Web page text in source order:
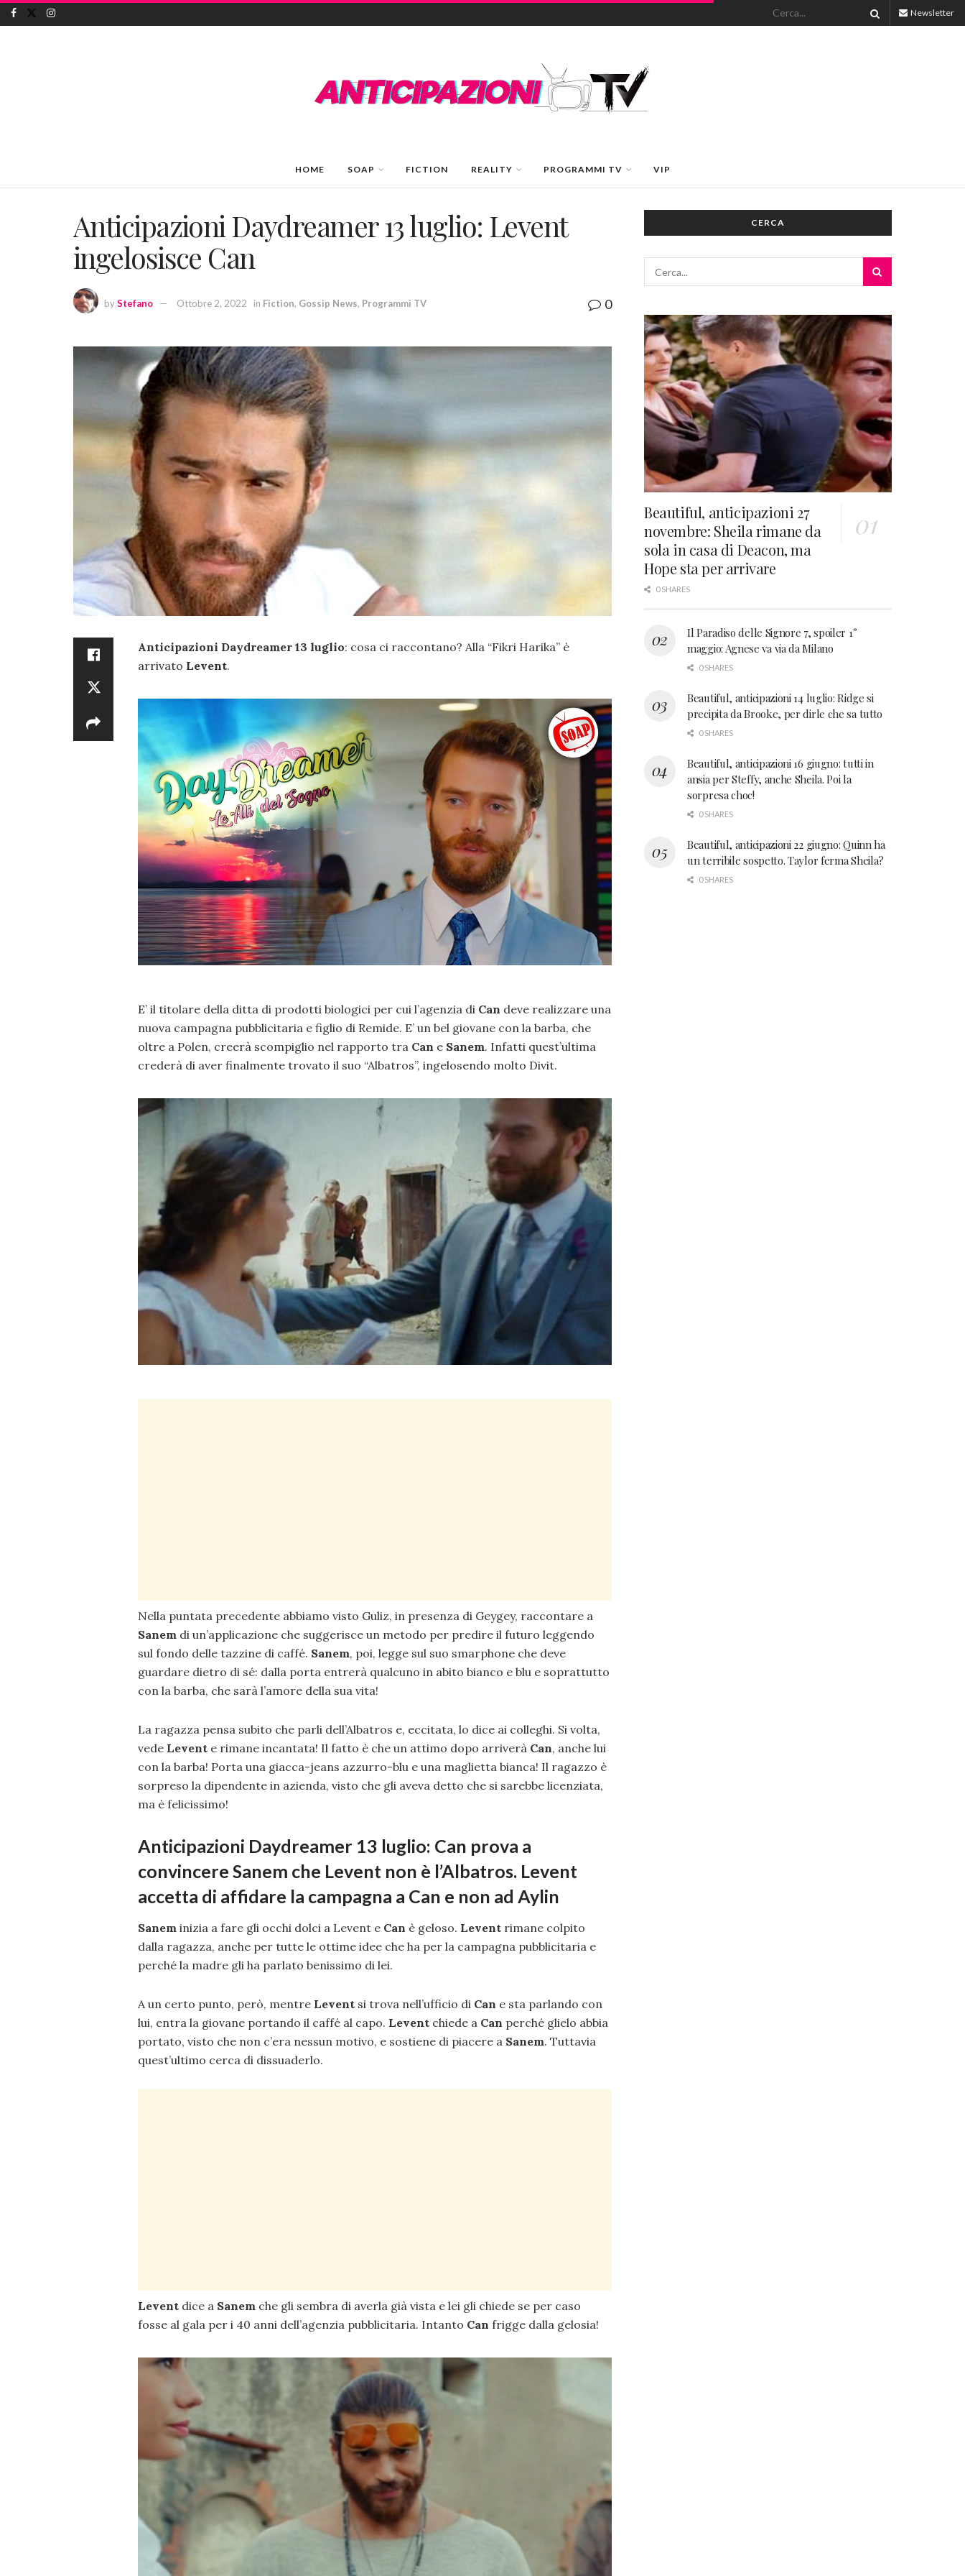
Newsletter
HOME SOAP FICTION REALITY PROGRAMMI TV VIP
Anticipazioni Daydreamer 13 luglio: Levent
ingelosisce Can
byStefano Ottobre 2, 2022 in Fiction, Gossip News, Programmi TV 0
Anticipazioni Daydreamer 13 luglio: cosa ci raccontano? Alla “Fikri Harika” è
arrivato Levent.
E’ il titolare della ditta di prodotti biologici per cui l’agenzia di Can deve realizzare una
nuova campagna pubblicitaria e figlio di Remide. E’ un bel giovane con la barba, che
oltre a Polen, creerà scompiglio nel rapporto tra Can e Sanem. Infatti quest’ultima
crederà di aver finalmente trovato il suo “Albatros”, ingelosendo molto Divit.
Nella puntata precedente abbiamo visto Guliz, in presenza di Geygey, raccontare a
Sanem di un’applicazione che suggerisce un metodo per predire il futuro leggendo
sul fondo delle tazzine di caffé. Sanem, poi, legge sul suo smarphone che deve
guardare dietro di sé: dalla porta entrerà qualcuno in abito bianco e blu e soprattutto
con la barba, che sarà l’amore della sua vita!
La ragazza pensa subito che parli dell’Albatros e, eccitata, lo dice ai colleghi. Si volta,
vede Levent e rimane incantata! Il fatto è che un attimo dopo arriverà Can, anche lui
con la barba! Porta una giacca-jeans azzurro-blu e una maglietta bianca! Il ragazzo è
sorpreso la dipendente in azienda, visto che gli aveva detto che si sarebbe licenziata,
ma è felicissimo!
Anticipazioni Daydreamer 13 luglio: Can prova a
convincere Sanem che Levent non è l’Albatros. Levent
accetta di affidare la campagna a Can e non ad Aylin
Sanem inizia a fare gli occhi dolci a Levent e Can è geloso. Levent rimane colpito
dalla ragazza, anche per tutte le ottime idee che ha per la campagna pubblicitaria e
perché la madre gli ha parlato benissimo di lei.
A un certo punto, però, mentre Levent si trova nell’ufficio di Can e sta parlando con
lui, entra la giovane portando il caffé al capo. Levent chiede a Can perché glielo abbia
portato, visto che non c’era nessun motivo, e sostiene di piacere a Sanem. Tuttavia
quest’ultimo cerca di dissuaderlo.
Levent dice a Sanem che gli sembra di averla già vista e lei gli chiede se per caso
fosse al gala per i 40 anni dell’agenzia pubblicitaria. Intanto Can frigge dalla gelosia!
CERCA
Beautiful, anticipazioni 27
novembre: Sheila rimane da
sola in casa di Deacon, ma
Hope sta per arrivare
0 SHARES
Il Paradiso delle Signore 7, spoiler 1°
maggio: Agnese va via da Milano
0 SHARES
Beautiful, anticipazioni 14 luglio: Ridge si
precipita da Brooke, per dirle che sa tutto
0 SHARES
Beautiful, anticipazioni 16 giugno: tutti in
ansia per Steffy, anche Sheila. Poi la
sorpresa choc!
0 SHARES
Beautiful, anticipazioni 22 giugno: Quinn ha
un terribile sospetto. Taylor ferma Sheila?
0 SHARES